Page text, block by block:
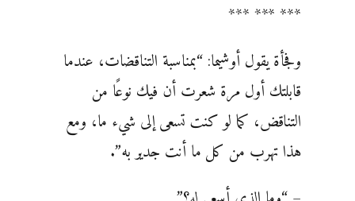
*** *** ***
وفجأة يقول أوشيما: “بمناسبة التناقضات، عندما
قابلتك أول مرة شعرت أن فيك نوعًا من
التناقض، كما لو كنت تسعى إلى شيء ما، ومع
هذا تهرب من كل ما أنت جدير به”.